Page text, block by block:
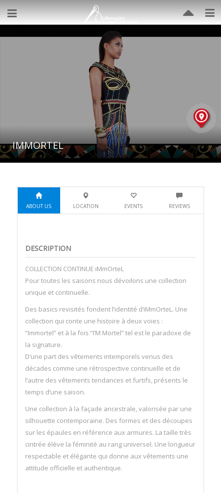
IMMORTEL
ABOUT US LOCATION EVENTS REVIEWS
DESCRIPTION
COLLECTION CONTINUE iMmOrteL
Pour toutes les saisons nous dévoilons une collection
unique et continuelle.
Des basics revisités fondent l’identité d’iMmOrteL. Une
collection qui conte une histoire à deux voies :
“Immortel” et à la fois “I’M Mortel” tel est le paradoxe de
la signature.
D’une part des vêtements intemporels venus des
décades comme une rétrospective continuelle et de
l’autre des vêtements tendances et furtifs, présents le
temps d’une saison.
Une collection à la façade ancestrale, valorisée par une
silhouette contemporaine. Des formes et des découpes
sur les épaules en référence aux armures. La taille très
cintrée élève la féminité au rang universel. Une longueur
respectable et élégante qui donne aux vêtements une
attitude officielle et authentique.